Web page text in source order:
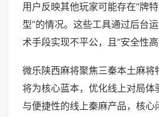
用户反映其他玩家可能存在“牌
型”的情况。这些工具通过后台
术手段实现不平公，且“安全性高
微乐陕西麻将聚焦三秦本土麻将
将为核心蓝本，优化线上对局体
与便捷性的线上秦麻产品，核心